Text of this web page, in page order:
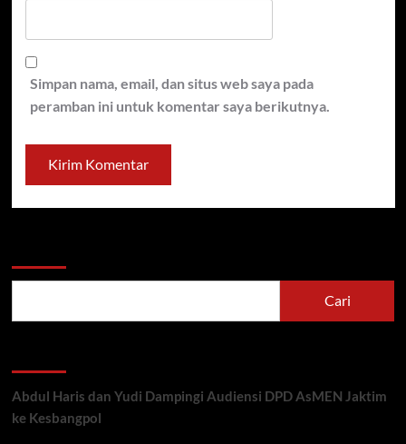
Simpan nama, email, dan situs web saya pada
peramban ini untuk komentar saya berikutnya.
Cari
Abdul Haris dan Yudi Dampingi Audiensi DPD AsMEN Jaktim
ke Kesbangpol